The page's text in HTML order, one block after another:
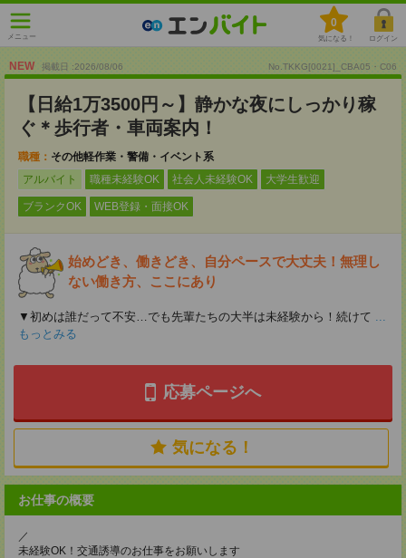
メニュー
0
気になる！ ログイン
NEW 掲載日 :2026/08/06 No.TKKG[0021]_CBA05・C06
【日給1万3500円～】静かな夜にしっかり稼
ぐ＊歩行者・車両案内！
職種： その他軽作業・警備・イベント系
アルバイト
職種未経験OK 社会人未経験OK 大学生歓迎
ブランクOK WEB登録・面接OK
始めどき、働きどき、自分ペースで大丈夫！無理し
ない働き方、ここにあり
▼初めは誰だって不安…でも先輩たちの大半は未経験から！続けて ...
もっとみる
応募ページへ
気になる！
お仕事の概要
／
未経験OK！交通誘導のお仕事をお願いします